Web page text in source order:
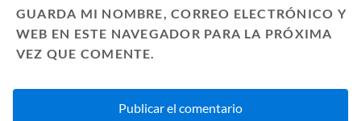
GUARDA MI NOMBRE, CORREO ELECTRÓNICO Y
WEB EN ESTE NAVEGADOR PARA LA PRÓXIMA
VEZ QUE COMENTE.